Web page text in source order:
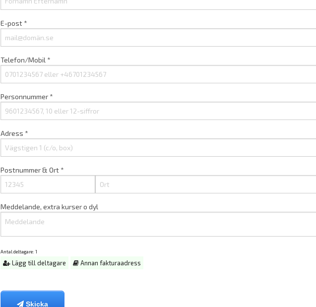
E-post *
Telefon/Mobil *
Personnummer *
Adress *
Postnummer & Ort *
Meddelande, extra kurser o dyl
Antal deltagare: 1
Lägg till deltagare Annan fakturaadress
Skicka